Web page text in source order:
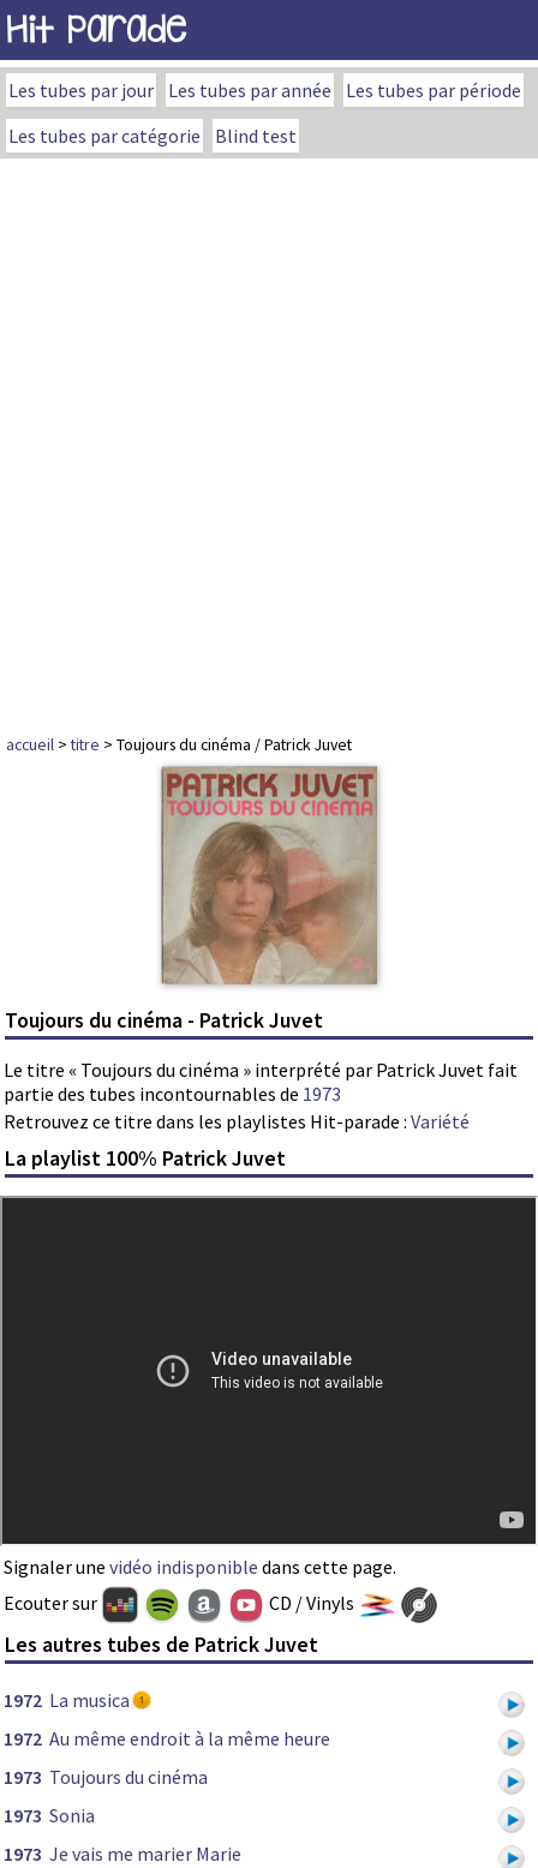
Hit Parade
Les tubes par jour Les tubes par année
Les tubes par période
Les tubes par catégorie
Blind test
accueil >titre > Toujours du cinéma / Patrick Juvet
Toujours du cinéma - Patrick Juvet
Le titre « Toujours du cinéma » interprété par Patrick Juvet fait
partie des tubes incontournables de 1973
Retrouvez ce titre dans les playlistes Hit-parade : Variété
La playlist 100% Patrick Juvet
Signaler une vidéo indisponible dans cette page.
Ecouter sur
CD / Vinyls
Les autres tubes de Patrick Juvet
1972 La musica
1972 Au même endroit à la même heure
1973 Toujours du cinéma
1973 Sonia
1973 Je vais me marier Marie